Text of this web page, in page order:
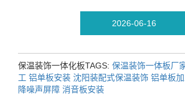
2026-06-16
保温装饰一体化板TAGS: 保温装饰一体板厂
工 铝单板安装 沈阳装配式保温装饰 铝单板
降噪声屏障 消音板安装